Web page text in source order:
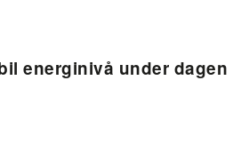
energinivå under dagen